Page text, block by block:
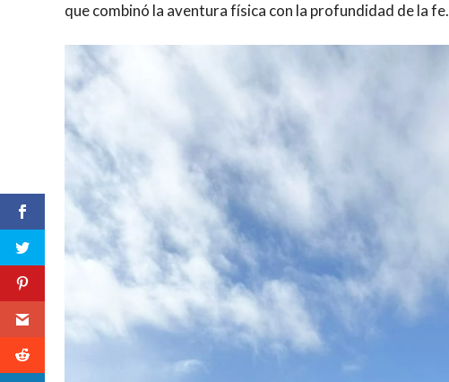
que combinó la aventura física con la profundidad de la fe.